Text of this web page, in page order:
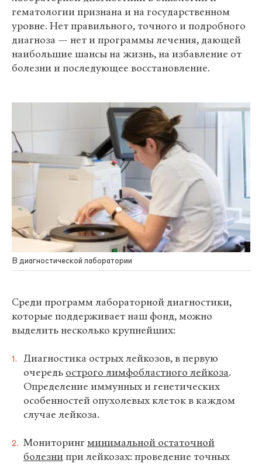
гематологии признана и на государственном
уровне. Нет правильного, точного и подробного
диагноза — нет и программы лечения, дающей
наибольшие шансы на жизнь, на избавление от
болезни и последующее восстановление.
В диагностической лаборатории
Среди программ лабораторной диагностики,
которые поддерживает наш фонд, можно
выделить несколько крупнейших:
Диагностика острых лейкозов, в первую
очередь острого лимфобластного лейкоза.
Определение иммунных и генетических
особенностей опухолевых клеток в каждом
случае лейкоза.
Мониторинг минимальной остаточной
болезнипри лейкозах: проведение точных